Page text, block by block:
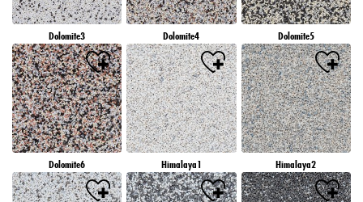
Dolomite3 Dolomite4 Dolomite5
Dolomite6 Himalaya1 Himalaya2